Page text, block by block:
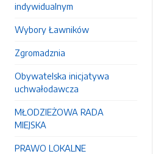
indywidualnym
Wybory Ławników
Zgromadznia
Obywatelska inicjatywa
uchwałodawcza
MŁODZIEŻOWA RADA
MIEJSKA
PRAWO LOKALNE